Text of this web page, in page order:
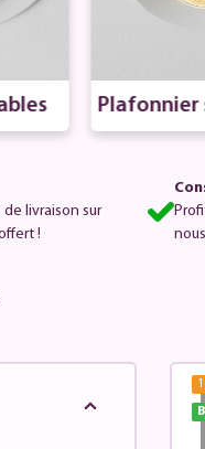
Plafonnier
de livraison sur
!